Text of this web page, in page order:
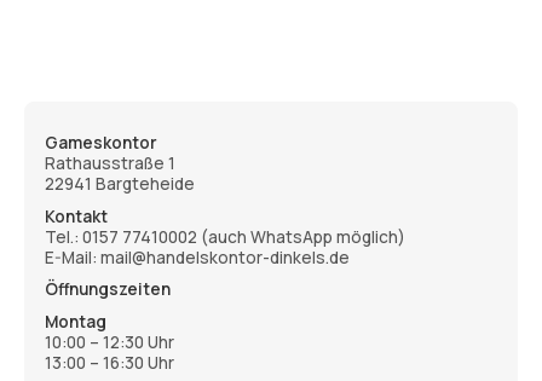
Gameskontor
Rathausstraße 1
22941 Bargteheide
Kontakt
Tel.: 0157 77410002 (auch WhatsApp möglich)
E-Mail: mail@handelskontor-dinkels.de
Öffnungszeiten
Montag
10:00 – 12:30 Uhr
13:00 – 16:30 Uhr